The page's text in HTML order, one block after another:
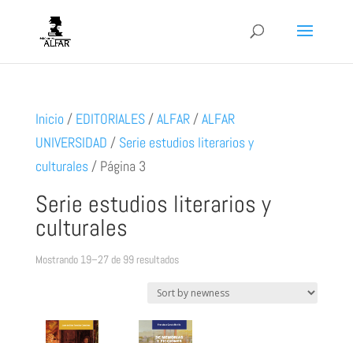
Inicio / EDITORIALES/ALFAR/ALFAR
UNIVERSIDAD / Serie estudios literarios y
culturales/ Página 3
Serie estudios literarios y
culturales
Mostrando 19–27 de 99 resultadosOrdenado
últimos